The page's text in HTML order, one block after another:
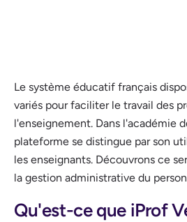
Le système éducatif français
variés pour faciliter le travail des
l'enseignement. Dans l'académie
plateforme se distingue par son
les enseignants. Découvrons ce
la gestion administrative du
Qu'est-ce que iProf